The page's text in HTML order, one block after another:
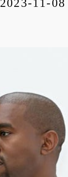
2023-11-08